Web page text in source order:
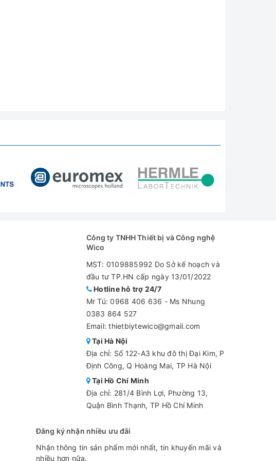
Công ty TNHH Thiết bị và Công nghệ
Wico
MST: 0109885992 Do Sở kế hoạch và
đầu tư TP.HN cấp ngày 13/01/2022
Hotline hỗ trợ 24/7
Mr Tú:0968 406 636 - Ms Nhung
0383 864 527
Email: thietbiytewico@gmail.com
Tại Hà Nội
Địa chỉ: Số 122-A3 khu đô thị Đại Kim, P
Định Công, Q Hoàng Mai, TP Hà Nội
Tại Hồ Chí Minh
Địa chỉ: 281/4 Bình Lợi, Phường 13,
Quận Bình Thạnh, TP Hồ Chí Minh
Đăng ký nhận nhiều ưu đãi
Nhận thông tin sản phẩm mới nhất, tin khuyến mãi và
nhiều hơn nữa.